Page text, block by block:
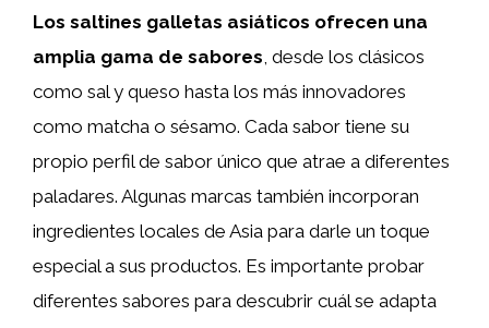
Los saltines galletas asiáticos ofrecen una
amplia gama de sabores, desde los clásicos
como sal y queso hasta los más innovadores
como matcha o sésamo. Cada sabor tiene su
propio perfil de sabor único que atrae a diferentes
paladares. Algunas marcas también incorporan
ingredientes locales de Asia para darle un toque
especial a sus productos. Es importante probar
diferentes sabores para descubrir cuál se adapta